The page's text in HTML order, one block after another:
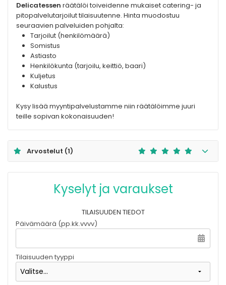
Delicatessen räätälöi toiveidenne mukaiset catering- ja
pitopalvelutarjoilut tilaisuutenne. Hinta muodostuu
seuraavien palveluiden pohjalta:
Tarjoilut (henkilömäärä)
Somistus
Astiasto
Henkilökunta (tarjoilu, keittiö, baari)
Kuljetus
Kalustus
Kysy lisää myyntipalvelustamme niin räätälöimme juuri
teille sopivan kokonaisuuden!
Arvostelut (1)
Kyselyt ja varaukset
TILAISUUDEN TIEDOT
Päivämäärä (pp.kk.vvvv)
Tilaisuuden tyyppi